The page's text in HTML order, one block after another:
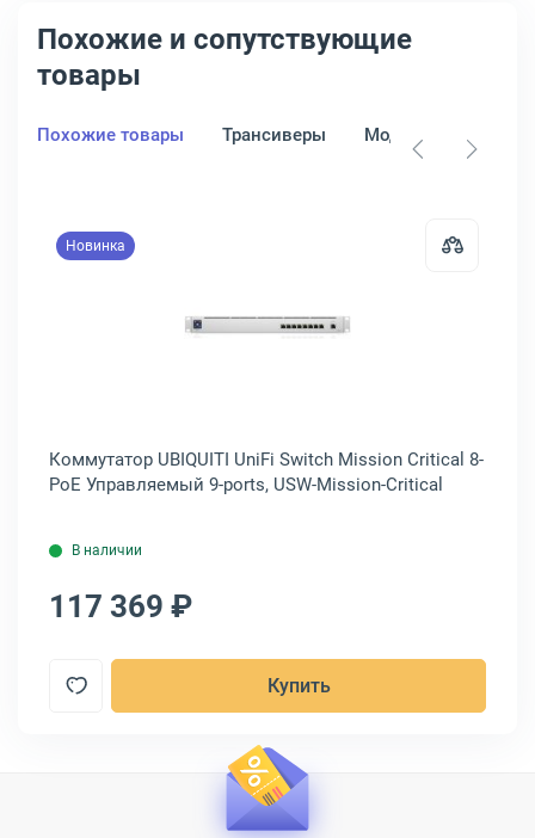
Похожие и сопутствующие
товары
Похожие товары Трансиверы Модули
ZyXEL NebulaFlex Pro GS2220-50HP 48-PoE Управляемый 50-
Новинка
Открыть товар: Коммутатор
Коммутатор UBIQUITI UniFi Switch Mission Critical 8-
PoE Управляемый 9-ports, USW-Mission-Critical
В наличии
117 369 ₽
Купить